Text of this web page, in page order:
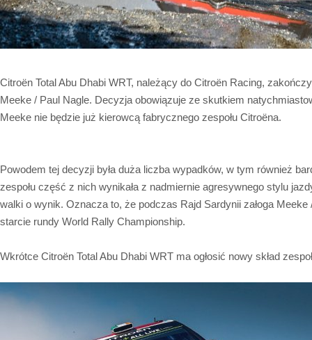
Citroën Total Abu Dhabi WRT, należący do Citroën Racing,
Meeke / Paul Nagle. Decyzja obowiązuje ze skutkiem
Meeke nie będzie już kierowcą fabrycznego zespołu Citroëna.
Powodem tej decyzji była duża liczba wypadków, w tym również
zespołu część z nich wynikała z nadmiernie agresywnego stylu
walki o wynik. Oznacza to, że podczas Rajd Sardynii załoga Meeke
starcie rundy World Rally Championship.
Wkrótce Citroën Total Abu Dhabi WRT ma ogłosić nowy skład